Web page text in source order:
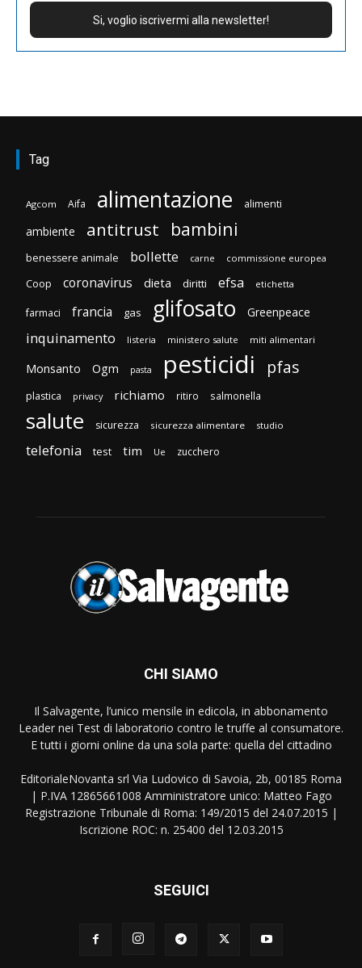
Tag
Agcom Aifa alimentazione alimenti
ambiente antitrust bambini
benessere animale bollette carne commissione europea
Coop coronavirus dieta diritti efsa etichetta
farmaci francia gas glifosato Greenpeace
inquinamento listeria ministero salute miti alimentari
Monsanto Ogm pasta pesticidi pfas
plastica privacy richiamo ritiro salmonella
salute sicurezza sicurezza alimentare studio
telefonia test tim Ue zucchero
CHI SIAMO
Il Salvagente, l’unico mensile in edicola, in abbonamento
Leader nei Test di laboratorio contro le truffe al consumatore.
E tutti i giorni online da una sola parte: quella del cittadino
EditorialeNovanta srl Via Ludovico di Savoia, 2b, 00185 Roma
| P.IVA 12865661008 Amministratore unico: Matteo Fago
Registrazione Tribunale di Roma: 149/2015 del 24.07.2015 |
Iscrizione ROC: n. 25400 del 12.03.2015
SEGUICI